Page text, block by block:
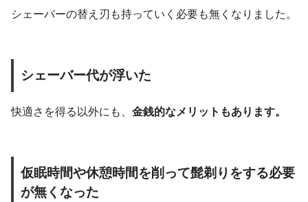
シェーバーの替え刃も持っていく必要も無くなりました。
シェーバー代が浮いた
快適さを得る以外にも、 金銭的なメリットもあります。
仮眠時間や休憩時間を削って髭剃りをする必要
が無くなった